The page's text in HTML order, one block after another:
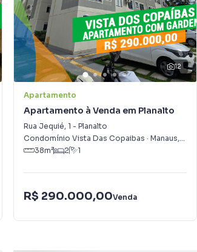
12
Apartamento
Apartamento à Venda em Planalto
Rua Jequié, 1 - Planalto
Condomínio Vista Das Copaibas · Manaus, AM
38m² 2 1
R$ 290.000,00Venda